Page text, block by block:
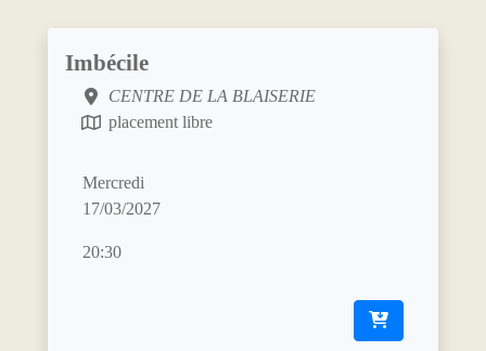
Imbécile
CENTRE DE LA BLAISERIE
placement libre
Mercredi
17/03/2027
20:30